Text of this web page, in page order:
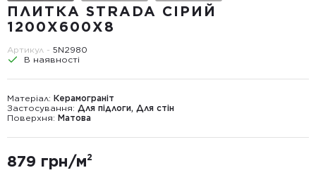
ПЛИТКА STRADA СІРИЙ
1200Х600Х8
Артикул - 5N2980
В наявності
Матеріал: Керамограніт
Застосування: Для підлоги, Для стін
Поверхня: Матова
879 грн/м²